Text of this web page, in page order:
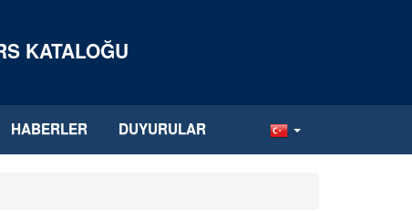
KATALOĞU
HABERLER DUYURULAR